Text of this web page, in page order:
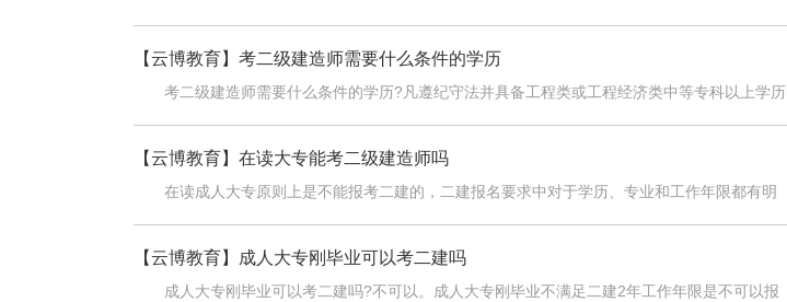
【云博教育】 考二级建造师需要什么条件的学历
考二级建造师需要什么条件的学历?凡遵纪守法并具备工程类或工程经济类中等专科以上学历
【云博教育】 在读大专能考二级建造师吗
在读成人大专原则上是不能报考二建的，二建报名要求中对于学历、专业和工作年限都有明
【云博教育】 成人大专刚毕业可以考二建吗
成人大专刚毕业可以考二建吗?不可以。成人大专刚毕业不满足二建2年工作年限是不可以报